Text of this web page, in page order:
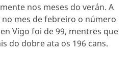
nos meses do verán. A
mes de febreiro o número
Vigo foi de 99, mentres que
do dobre ata os 196 cans.